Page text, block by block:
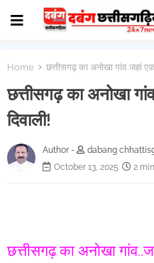
Home छत्तीसगढ़ का अनोखा गांव..जहां
छत्तीसगढ़ का अनोखा
दिवाली!
Author -
dabang
October 13, 2025
2
छत्तीसगढ़ का अनोखा